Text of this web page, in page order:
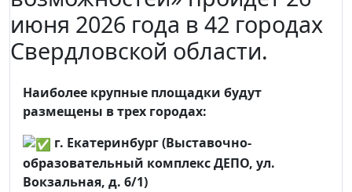
июня 2026 года в 42 городах
Свердловской области.
Наиболее крупные площадки будут
размещены в трех городах:
г. Екатеринбург (Выставочно-
образовательный комплекс ДЕПО, ул.
Вокзальная, д. 6/1)